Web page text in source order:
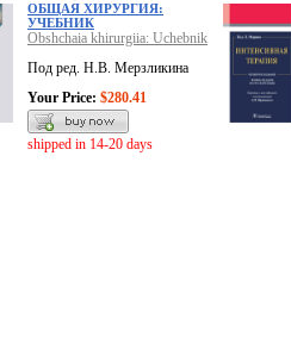
ОБЩАЯ ХИРУРГИЯ:
УЧЕБНИК
Obshchaia khirurgiia: Uchebnik
Под ред. Н.В. Мерзликина
Your Price: $280.41
shipped in 14-20 days